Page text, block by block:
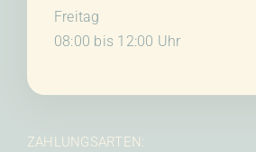
Freitag
08:00 bis 12:00 Uhr
ZAHLUNGSARTEN: